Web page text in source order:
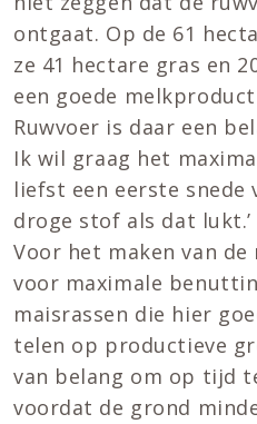
ontgaat. Op de 61
ze 41 hectare gras en
een goede
Ruwvoer is daar een
Ik wil graag het
liefst een eerste snede
droge stof als dat lukt.’
Voor het maken van
voor maximale
maisrassen die hier
telen op productieve
van belang om op tijd
voordat de grond